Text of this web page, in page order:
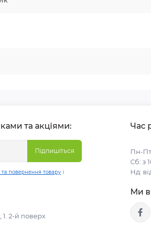
та акціями:
Підпишіться
повернення товару і
1. 2-й поверх
Час
Пн-
Сб: з
Нд:
Ми в